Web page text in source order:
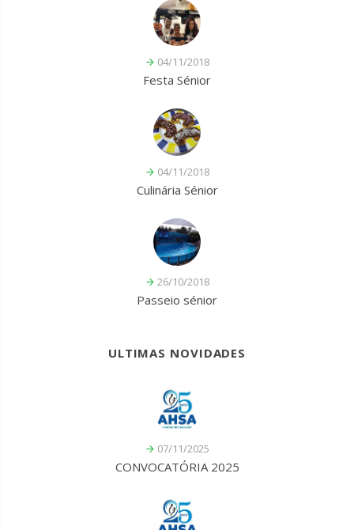
04/11/2018
Festa Sénior
04/11/2018
Culinária Sénior
26/10/2018
Passeio sénior
ULTIMAS NOVIDADES
07/11/2025
CONVOCATÓRIA 2025